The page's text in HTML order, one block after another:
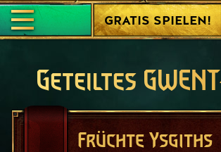
GRATIS SPIELEN!
Geteiltes
Früchte Ysgiths